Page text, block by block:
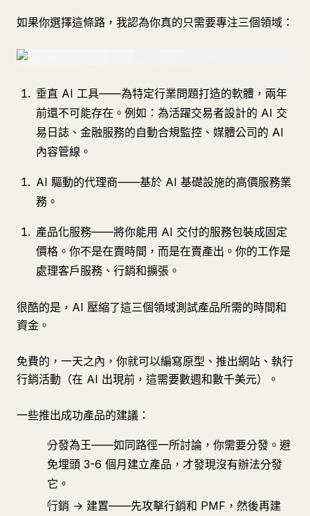
如果你選擇這條路，我認為你真的只需要專注三個領域：
垂直 AI 工具——為特定行業問題打造的軟體，兩年
前還不可能存在。例如：為活躍交易者設計的 AI 交
易日誌、金融服務的自動合規監控、媒體公司的 AI
內容管線。
AI 驅動的代理商——基於 AI 基礎設施的高價服務業
務。
產品化服務——將你能用 AI 交付的服務包裝成固定
價格。你不是在賣時間，而是在賣產出。你的工作是
處理客戶服務、行銷和擴張。
很酷的是，AI 壓縮了這三個領域測試產品所需的時間和
資金。
免費的，一天之內，你就可以編寫原型、推出網站、執行
行銷活動（在 AI 出現前，這需要數週和數千美元）。
一些推出成功產品的建議：
分發為王——如同路徑一所討論，你需要分發。避
免埋頭 3-6 個月建立產品，才發現沒有辦法分發
它。
行銷 → 建置——先攻擊行銷和 PMF，然後再建